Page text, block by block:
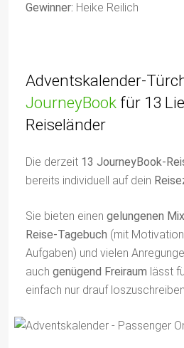
Gewinner: Heike Reilich
Adventskalender-
JourneyBook für 13
Reiseländer
Die derzeit 13 JourneyBook-
bereits individuell auf dein
Sie bieten einen gelungenen Mix
Reise-Tagebuch (mit
Aufgaben) und vielen
auch genügend Freiraum lässt
einfach nur drauf